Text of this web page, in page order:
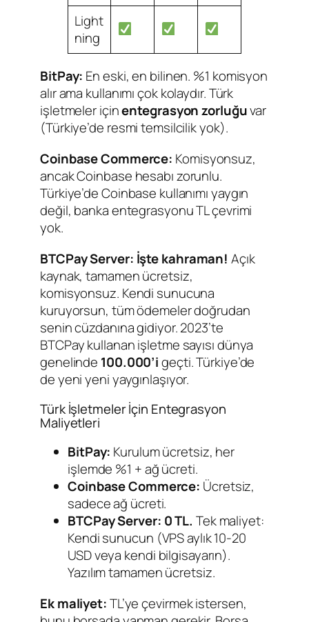
Light
ning
BitPay: En eski, en bilinen. %1 komisyon
alır ama kullanımı çok kolaydır. Türk
işletmeler içinentegrasyon zorluğuvar
(Türkiye’de resmi temsilcilik yok).
Coinbase Commerce: Komisyonsuz,
ancak Coinbase hesabı zorunlu.
Türkiye’de Coinbase kullanımı yaygın
değil, banka entegrasyonu TL çevrimi
yok.
BTCPay Server: İşte kahraman! Açık
kaynak, tamamen ücretsiz,
komisyonsuz. Kendi sunucuna
kuruyorsun, tüm ödemeler doğrudan
senin cüzdanına gidiyor. 2023’te
BTCPay kullanan işletme sayısı dünya
genelinde 100.000’igeçti. Türkiye’de
de yeni yeni yaygınlaşıyor.
Türk İşletmeler İçin Entegrasyon
Maliyetleri
BitPay: Kurulum ücretsiz, her
işlemde %1 + ağ ücreti.
Coinbase Commerce: Ücretsiz,
sadece ağ ücreti.
BTCPay Server: 0 TL. Tek maliyet:
Kendi sunucun (VPS aylık 10-20
USD veya kendi bilgisayarın).
Yazılım tamamen ücretsiz.
Ek maliyet:TL’ye çevirmek istersen,